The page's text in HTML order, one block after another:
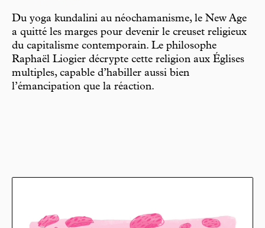
Du yoga kundalini au néochamanisme, le New Age
a quitté les marges pour devenir le creuset religieux
du capitalisme contemporain. Le philosophe
Raphaël Liogier décrypte cette religion aux Églises
multiples, capable d’habiller aussi bien
l’émancipation que la réaction.